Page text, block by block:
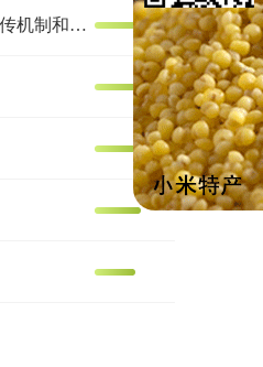
多组学解析小米代谢物驯化的遗传机制和抗炎效果